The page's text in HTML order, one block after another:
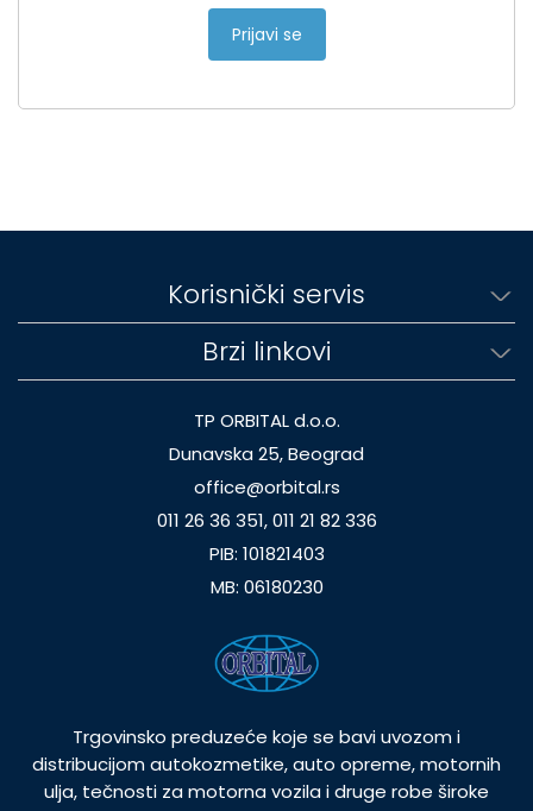
Prijavi se
Korisnički servis
Brzi linkovi
TP ORBITAL d.o.o.
Dunavska 25, Beograd
office@orbital.rs
011 26 36 351, 011 21 82 336
PIB: 101821403
MB: 06180230
Trgovinsko preduzeće koje se bavi uvozom i
distribucijom autokozmetike, auto opreme, motornih
ulja, tečnosti za motorna vozila i druge robe široke